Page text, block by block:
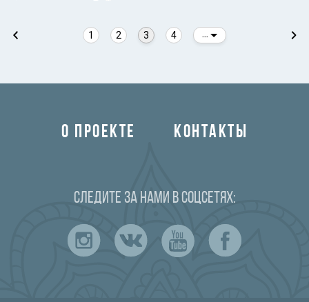
1 2 3 4
О ПРОЕКТЕ КОНТАКТЫ
Следите за нами в соцсетях: